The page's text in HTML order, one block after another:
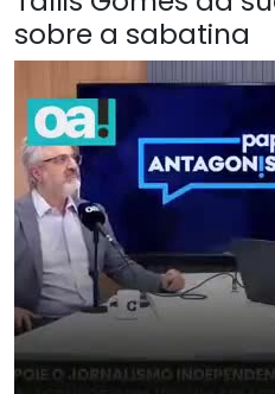
sobre a sabatina